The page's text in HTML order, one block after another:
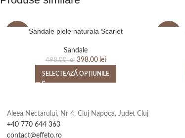
Sandale piele naturala Scarlet
Sandale
498.00lei 398.00 lei
SELECTEAZĂ OPȚIUNILE
Aleea Nectarului, Nr 4, Cluj Napoca, Judet Cluj
+40 770 644 363
contact@effeto.ro